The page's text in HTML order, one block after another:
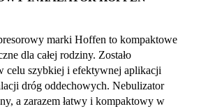
marki Hoffen to kompaktowe
dla całej rodziny. Zostało
celu szybkiej i efektywnej aplikacji
dróg oddechowych. Nebulizator
a zarazem łatwy i kompaktowy w